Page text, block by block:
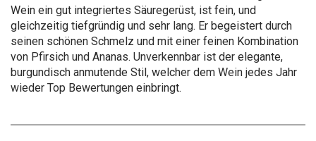
Wein ein gut integriertes Säuregerüst, ist fein, und
gleichzeitig tiefgründig und sehr lang. Er begeistert durch
seinen schönen Schmelz und mit einer feinen Kombination
von Pfirsich und Ananas. Unverkennbar ist der elegante,
burgundisch anmutende Stil, welcher dem Wein jedes Jahr
wieder Top Bewertungen einbringt.